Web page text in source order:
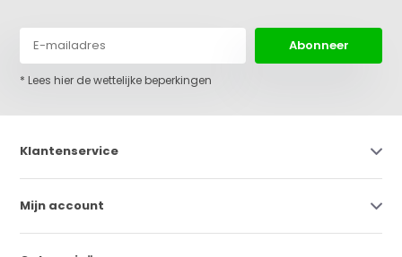
Abonneer
* Lees hier de wettelijke beperkingen
Klantenservice
Mijn account